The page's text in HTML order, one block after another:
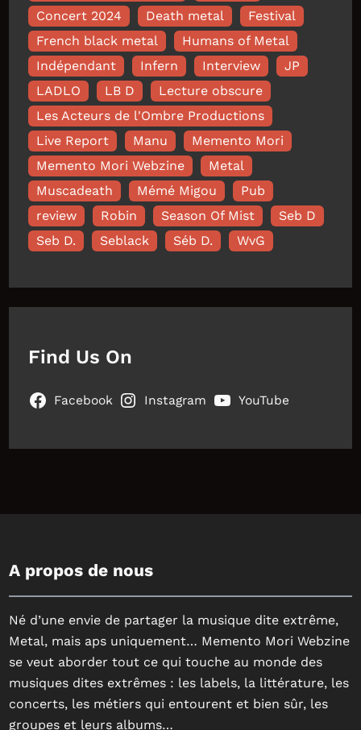
Concert 2024
Death metal
Festival
French black metal
Humans of Metal
Indépendant
Infern Interview
JP
LADLO
LB D
Lecture obscure
Les Acteurs de l'Ombre Productions
Live Report
Manu
Memento Mori
Memento Mori Webzine
Metal
Muscadeath
Mémé Migou
Pub
review
Robin Season Of Mist
Seb D
Seb D.
Seblack Séb D. WvG
Find Us On
Facebook Instagram YouTube
A propos de nous
Né d’une envie de partager la musique dite extrême,
Metal, mais aps uniquement… Memento Mori Webzine
se veut aborder tout ce qui touche au monde des
musiques dites extrêmes : les labels, la littérature, les
concerts, les métiers qui entourent et bien sûr, les
groupes et leurs albums…